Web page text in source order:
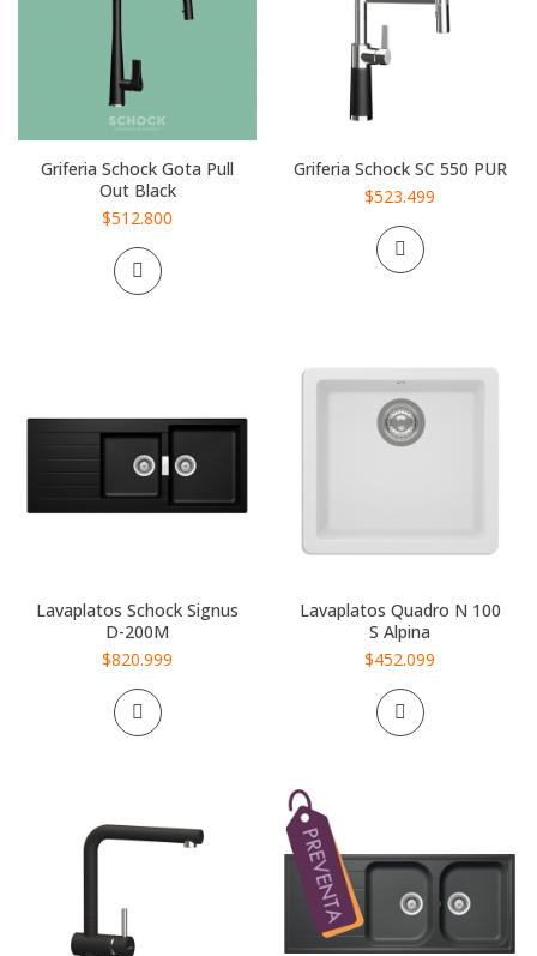
Griferia Schock Gota Pull
Out Black
$512.800
Griferia Schock SC 550 PUR
$523.499
Lavaplatos Schock Signus
D-200M
$820.999
Lavaplatos Quadro N 100
S Alpina
$452.099